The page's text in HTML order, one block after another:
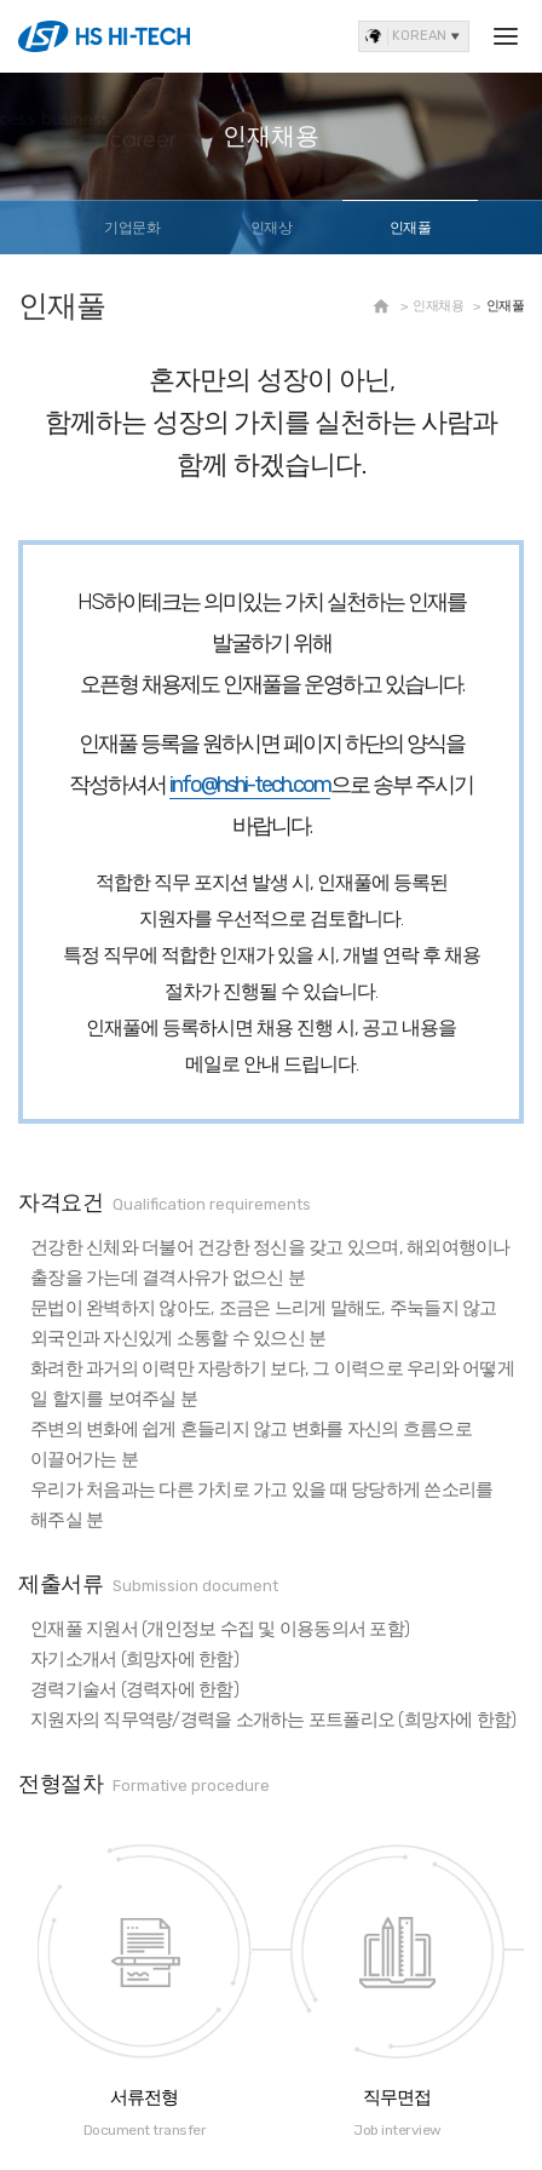
KOREAN
인재채용
기업문화 인재상 인재풀
인재풀  인재채용 인재풀
혼자만의 성장이 아닌,
함께하는 성장의 가치를 실천하는 사람과
함께 하겠습니다.
HS하이테크는 의미있는 가치 실천하는 인재를
발굴하기 위해
오픈형 채용제도 인재풀을 운영하고 있습니다.
인재풀 등록을 원하시면 페이지 하단의 양식을
작성하셔서info@hshi-tech.com으로 송부 주시기
바랍니다.
적합한 직무 포지션 발생 시, 인재풀에 등록된
지원자를 우선적으로 검토합니다.
특정 직무에 적합한 인재가 있을 시, 개별 연락 후 채용
절차가 진행될 수 있습니다.
인재풀에 등록하시면 채용 진행 시, 공고 내용을
메일로 안내 드립니다.
자격요건 Qualification requirements
건강한 신체와 더불어 건강한 정신을 갖고 있으며, 해외여행이나
출장을 가는데 결격사유가 없으신 분
문법이 완벽하지 않아도, 조금은 느리게 말해도, 주눅들지 않고
외국인과 자신있게 소통할 수 있으신 분
화려한 과거의 이력만 자랑하기 보다, 그 이력으로 우리와 어떻게
일 할지를 보여주실 분
주변의 변화에 쉽게 흔들리지 않고 변화를 자신의 흐름으로
이끌어가는 분
우리가 처음과는 다른 가치로 가고 있을 때 당당하게 쓴소리를
해주실 분
제출서류 Submission document
인재풀 지원서 (개인정보 수집 및 이용동의서 포함)
자기소개서 (희망자에 한함)
경력기술서 (경력자에 한함)
지원자의 직무역량/경력을 소개하는 포트폴리오 (희망자에 한함)
전형절차 Formative procedure
서류전형
Document transfer
직무면접
Job interview